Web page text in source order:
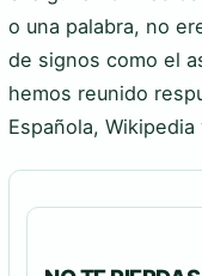
o una palabra, no
de signos como el
hemos reunido
Española,